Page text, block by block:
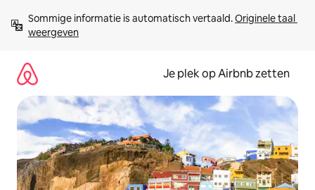
direct
naar
Sommige informatie is automatisch vertaald. Originele taal
weergeven
Je plek op Airbnb zetten